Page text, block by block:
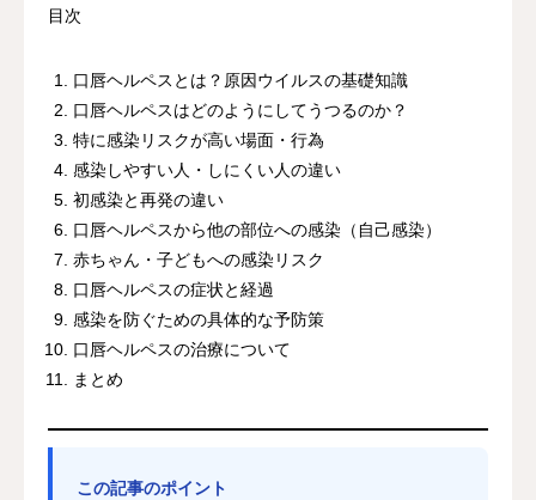
目次
口唇ヘルペスとは？原因ウイルスの基礎知識
口唇ヘルペスはどのようにしてうつるのか？
特に感染リスクが高い場面・行為
感染しやすい人・しにくい人の違い
初感染と再発の違い
口唇ヘルペスから他の部位への感染（自己感染）
赤ちゃん・子どもへの感染リスク
口唇ヘルペスの症状と経過
感染を防ぐための具体的な予防策
口唇ヘルペスの治療について
まとめ
この記事のポイント